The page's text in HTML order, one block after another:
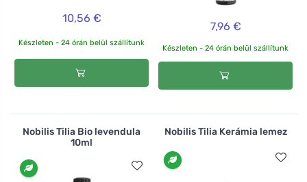
10,56 €
Készleten - 24 órán belül szállítunk
7,96 €
Készleten - 24 órán belül szállítunk
Nobilis Tilia Bio levendula
10ml
Nobilis Tilia Kerámia lemez